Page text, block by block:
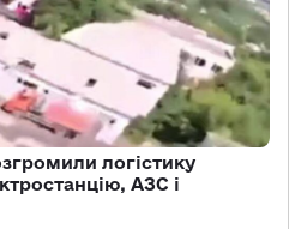
логістику
АЗС і